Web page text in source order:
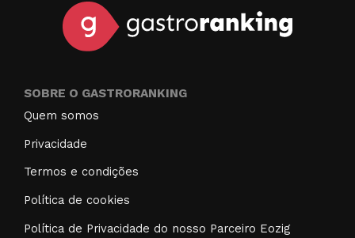
SOBRE O GASTRORANKING
Quem somos
Privacidade
Termos e condições
Política de cookies
Política de Privacidade do nosso Parceiro Eozig